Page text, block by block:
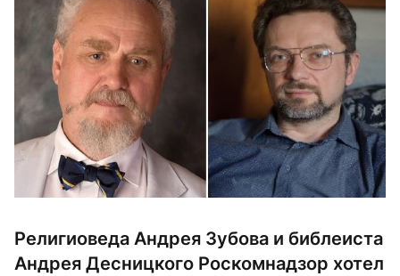
Религиоведа Андрея Зубова и библеиста
Андрея Десницкого Роскомнадзор хотел